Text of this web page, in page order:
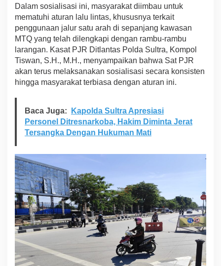
a
n
J
a
u
r
S
a
r
a
h
a
w
a
s
a
n
M
e
Dalam sosialisasi ini, masyarakat diimbau untuk
mematuhi aturan lalu lintas, khususnya terkait
penggunaan jalur satu arah di sepanjang kawasan
MTQ yang telah dilengkapi dengan rambu-rambu
larangan. Kasat PJR Ditlantas Polda Sultra, Kompol
Tiswan, S.H., M.H., menyampaikan bahwa Sat PJR
akan terus melaksanakan sosialisasi secara konsisten
hingga masyarakat terbiasa dengan aturan ini.
Baca Juga:
Kapolda Sultra Apresiasi
Personel Ditresnarkoba, Hakim Diminta Jerat
Tersangka Dengan Hukuman Mati